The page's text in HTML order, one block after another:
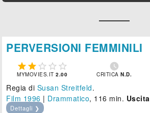
PERVERSIONI FEMMINILI
    
MYMOVIES.IT2.00

CRITICAN.D.
Regia di Susan Streitfeld.
Film 1996 | Drammatico, 116 min. Uscita
Dettagli ❯